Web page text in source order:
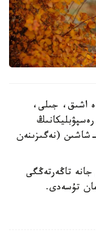
اشىق، جىلى،
شاشىن (نەگىزىنەن
تاڭەرتەڭگى
تۇسەدى.